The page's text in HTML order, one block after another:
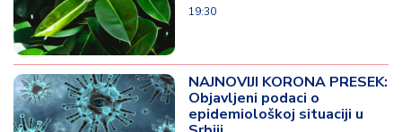
19:30
NAJNOVIJI KORONA PRESEK:
Objavljeni podaci o
epidemiološkoj situaciji u